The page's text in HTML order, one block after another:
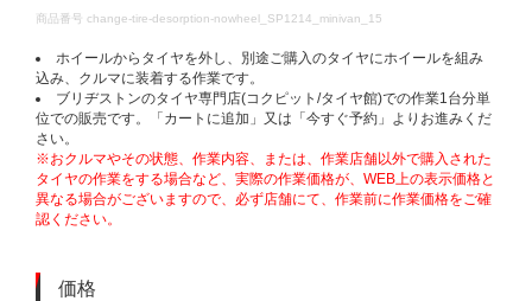
DETAILS
商品番号 change-tire-desorption-nowheel_SP1214_minivan_15
ホイールからタイヤを外し、別途ご購入のタイヤにホイールを組み
込み、クルマに装着する作業です。
ブリヂストンのタイヤ専門店(コクピット/タイヤ館)での作業1台分単
位での販売です。「カートに追加」又は「今すぐ予約」よりお進みくだ
さい。
※おクルマやその状態、作業内容、または、作業店舗以外で購入された
タイヤの作業をする場合など、実際の作業価格が、WEB上の表示価格と
異なる場合がございますので、必ず店舗にて、作業前に作業価格をご確
認ください。
価格